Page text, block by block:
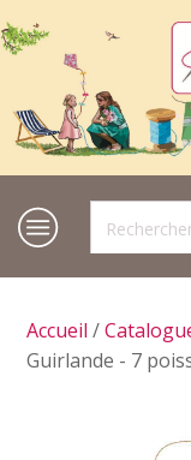
Accueil /
Guirlande - 7